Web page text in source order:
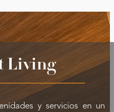
Living
y servicios en un